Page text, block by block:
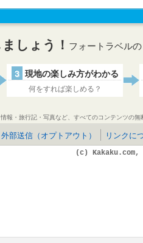
しょう！ フォートラベル
3 現地の楽しみ方がわかる
何をすれば楽しめる？
報・旅行記・写真など、すべてのコンテンツの無
外部送信（オプトアウト） リンクに
(c)